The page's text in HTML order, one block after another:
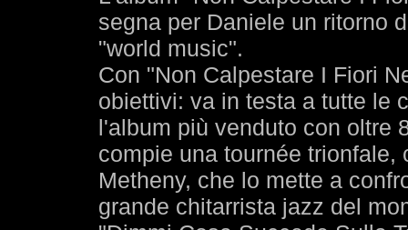
segna per Daniele un ritorno
"world music".
Con "Non Calpestare I Fiori
obiettivi: va in testa a tutte le
l'album più venduto con oltre
compie una tournée
Metheny, che lo mette a
grande chitarrista jazz del